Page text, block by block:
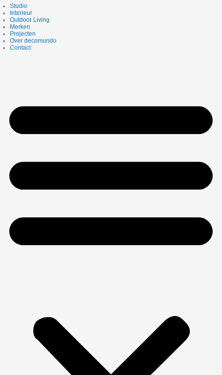
Studio
Interieur
Outdoor Living
Merken
Projecten
Over decomundo
Contact